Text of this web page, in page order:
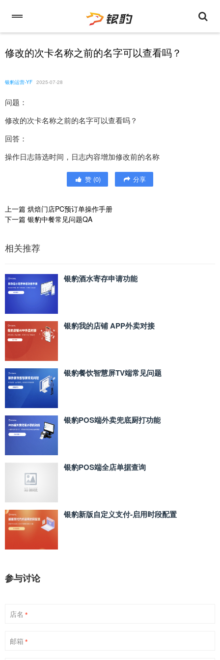
修改的次卡名称之前的名字可以查看吗？
银豹运营-YF 2025-07-28
问题：
修改的次卡名称之前的名字可以查看吗？
回答：
操作日志筛选时间，日志内容增加修改前的名称
赞 (0) 分享
上一篇 烘焙门店PC预订单操作手册
下一篇 银豹中餐常见问题QA
相关推荐
银豹酒水寄存申请功能
银豹我的店铺 APP外卖对接
银豹餐饮智慧屏TV端常见问题
银豹POS端外卖兜底厨打功能
银豹POS端全店单据查询
银豹新版自定义支付‑启用时段配置
参与讨论
店名 *
邮箱 *